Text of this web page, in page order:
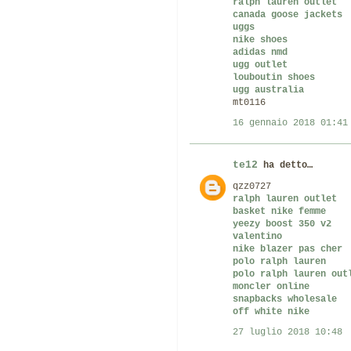
ralph lauren outlet
canada goose jackets
uggs
nike shoes
adidas nmd
ugg outlet
louboutin shoes
ugg australia
mt0116
16 gennaio 2018 01:41
te12 ha detto…
qzz0727
ralph lauren outlet
basket nike femme
yeezy boost 350 v2
valentino
nike blazer pas cher
polo ralph lauren
polo ralph lauren
moncler online
snapbacks wholesale
off white nike
27 luglio 2018 10:48